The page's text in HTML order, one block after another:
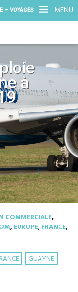
MENU
– VOYAGES
à
COMMERCIALE,
,EUROPE,FRANCE,
GUAYNE